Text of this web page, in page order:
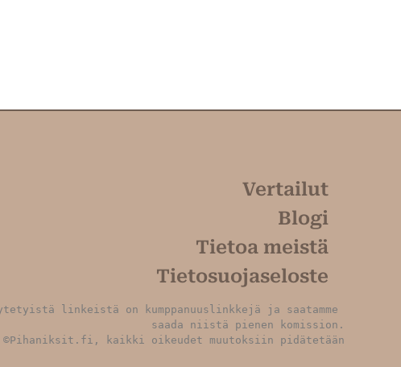
Vertailut
Blogi
Tietoa meistä
Tietosuojaseloste
linkeistä on kumppanuuslinkkejä ja saatamme
saada niistä pienen komission.
©Pihaniksit.fi, kaikki oikeudet muutoksiin pidätetään